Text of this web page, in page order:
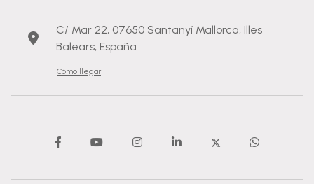
C/ Mar 22, 07650 Santanyí Mallorca, Illes
Balears, España
Cómo llegar